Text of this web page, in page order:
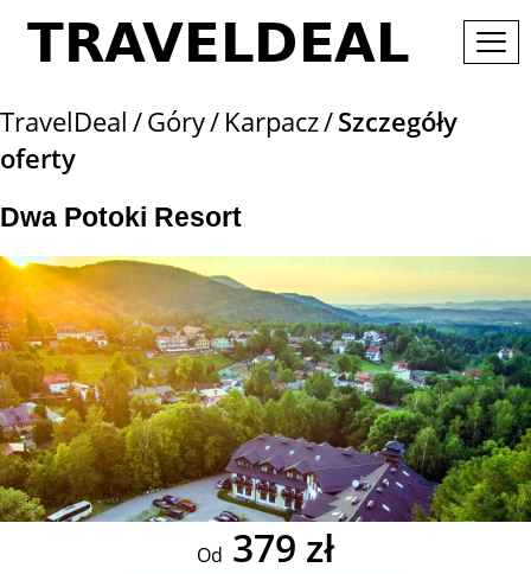
TravelDeal Góry Karpacz Szczegóły
oferty
Dwa Potoki Resort
Od 379 zł